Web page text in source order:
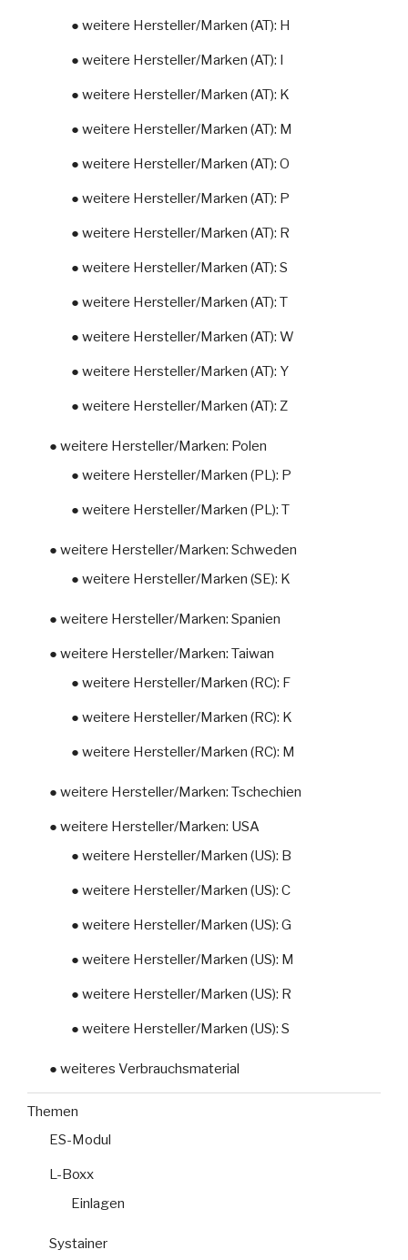
● weitere Hersteller/Marken (AT): H
● weitere Hersteller/Marken (AT): I
● weitere Hersteller/Marken (AT): K
● weitere Hersteller/Marken (AT): M
● weitere Hersteller/Marken (AT): O
● weitere Hersteller/Marken (AT): P
● weitere Hersteller/Marken (AT): R
● weitere Hersteller/Marken (AT): S
● weitere Hersteller/Marken (AT): T
● weitere Hersteller/Marken (AT): W
● weitere Hersteller/Marken (AT): Y
● weitere Hersteller/Marken (AT): Z
● weitere Hersteller/Marken: Polen
● weitere Hersteller/Marken (PL): P
● weitere Hersteller/Marken (PL): T
● weitere Hersteller/Marken: Schweden
● weitere Hersteller/Marken (SE): K
● weitere Hersteller/Marken: Spanien
● weitere Hersteller/Marken: Taiwan
● weitere Hersteller/Marken (RC): F
● weitere Hersteller/Marken (RC): K
● weitere Hersteller/Marken (RC): M
● weitere Hersteller/Marken: Tschechien
● weitere Hersteller/Marken: USA
● weitere Hersteller/Marken (US): B
● weitere Hersteller/Marken (US): C
● weitere Hersteller/Marken (US): G
● weitere Hersteller/Marken (US): M
● weitere Hersteller/Marken (US): R
● weitere Hersteller/Marken (US): S
● weiteres Verbrauchsmaterial
Themen
ES-Modul
L-Boxx
Einlagen
Systainer